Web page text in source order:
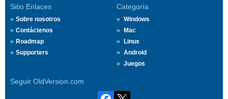
Sitio Enlaces
Sobre nosotros
Contáctenos
Roadmap
Supporters
Categoría
Windows
Mac
Linux
Android
Juegos
Seguir OldVersion.com